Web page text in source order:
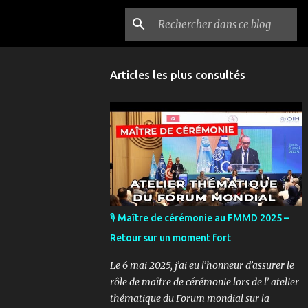
Articles les plus consultés
🎙️ Maître de cérémonie au FMMD 2025 –
Retour sur un moment fort
Le 6 mai 2025, j’ai eu l’honneur d’assurer le
rôle de maître de cérémonie lors de l’ atelier
thématique du Forum mondial sur la